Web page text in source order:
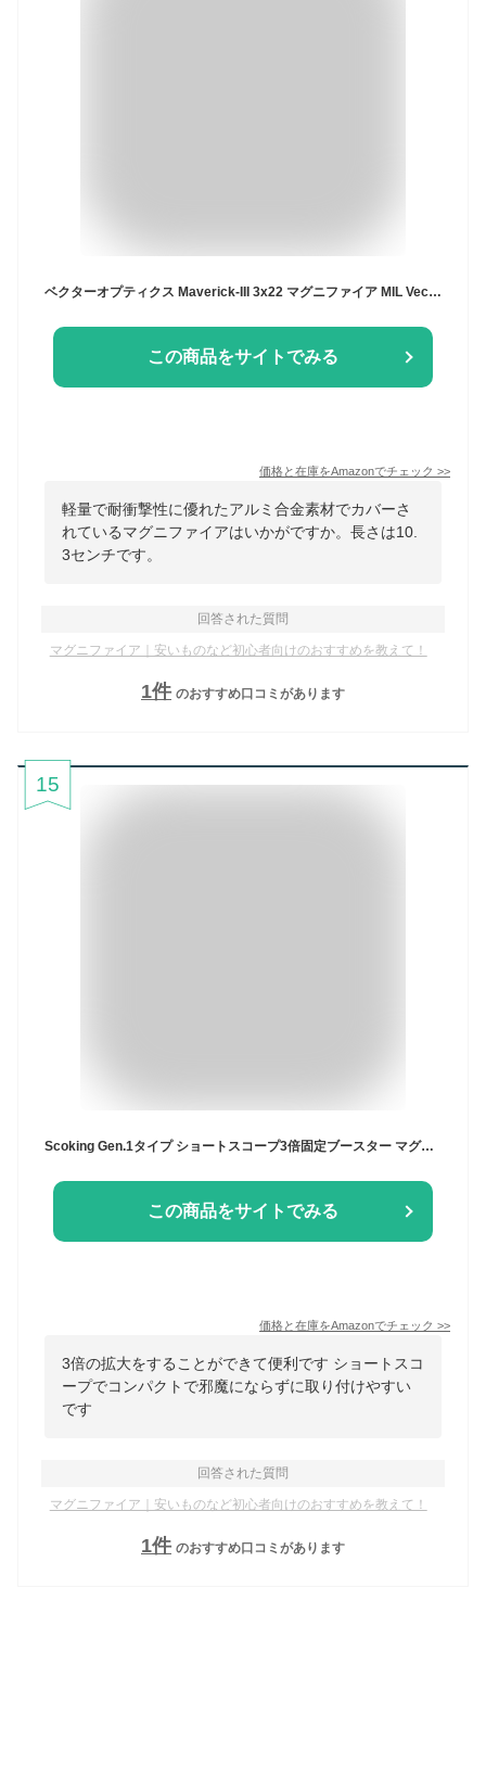
この商品をサイトでみる
価格と在庫をAmazonでチェック >>
軽量で耐衝撃性に優れたアルミ合金素材でカバーさ
れているマグニファイアはいかがですか。長さは10.
3センチです。
回答された質問
マグニファイア｜安いものなど初心者向けのおすすめを教えて！
1件 のおすすめ口コミがあります
15
Scoking Gen.1タイプ ショートスコープ3倍固定ブースター マグニファイヤー (FTSマウント付属)
この商品をサイトでみる
価格と在庫をAmazonでチェック >>
3倍の拡大をすることができて便利です ショートスコ
ープでコンパクトで邪魔にならずに取り付けやすい
です
回答された質問
マグニファイア｜安いものなど初心者向けのおすすめを教えて！
1件 のおすすめ口コミがあります